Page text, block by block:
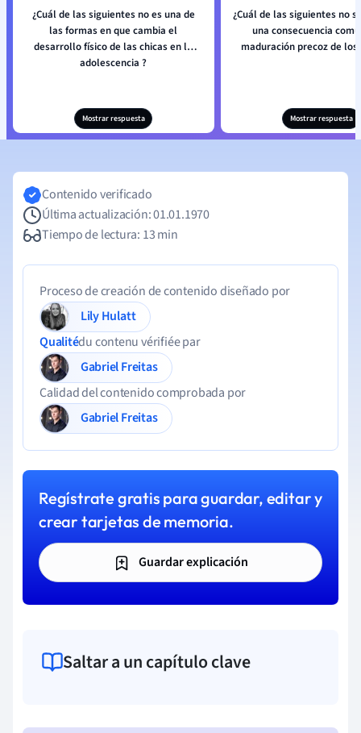
¿Cuál de las siguientes no es una de
las formas en que cambia el
desarrollo físico de las chicas en la
adolescencia ?
Mostrar respuesta
¿Cuál de las siguientes no
una consecuencia
maduración precoz de los
Mostrar respuesta
Contenido verificado
Última actualización: 01.01.1970
Tiempo de lectura: 13 min
Proceso de creación de contenido diseñado por
Lily Hulatt
Qualitédu contenu vérifiée par
Gabriel Freitas
Calidad del contenido comprobada por
Gabriel Freitas
Regístrate gratis para guardar, editar y
crear tarjetas de memoria.
Guardar explicación
Saltar a un capítulo clave